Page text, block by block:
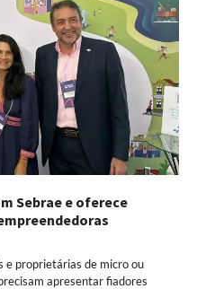
Sebrae e oferece
e proprietárias de micro ou
apresentar fiadores